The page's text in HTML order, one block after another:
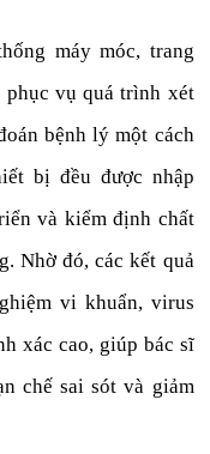
máy móc, trang
vụ quá trình xét
bệnh lý một cách
bị đều được nhập
và kiểm định chất
Nhờ đó, các kết quả
vi khuẩn, virus
xác cao, giúp bác sĩ
chế sai sót và giảm